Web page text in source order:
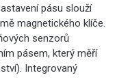
pásu slouží
magnetického klíče.
senzorů
pásem, který měří
Integrovaný